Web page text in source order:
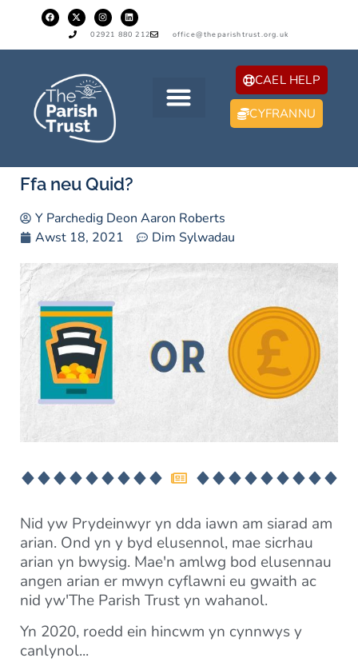
02921 880 212 office@theparishtrust.org.uk
CAEL HELP
CYFRANNU
Ffa neu Quid?
Y Parchedig Deon Aaron Roberts
Awst 18, 2021
Dim Sylwadau
Nid yw Prydeinwyr yn dda iawn am siarad am
arian. Ond yn y byd elusennol, mae sicrhau
arian yn bwysig. Mae'n amlwg bod elusennau
angen arian er mwyn cyflawni eu gwaith ac
nid yw'The Parish Trust yn wahanol.
Yn 2020, roedd ein hincwm yn cynnwys y
canlynol...